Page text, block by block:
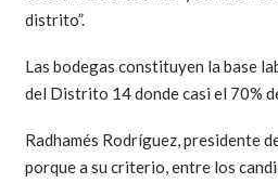
distrito”.
Las bodegas constituyen la base
del Distrito 14 donde casi el 70%
Radhamés Rodríguez, presidente
porque a su criterio, entre los